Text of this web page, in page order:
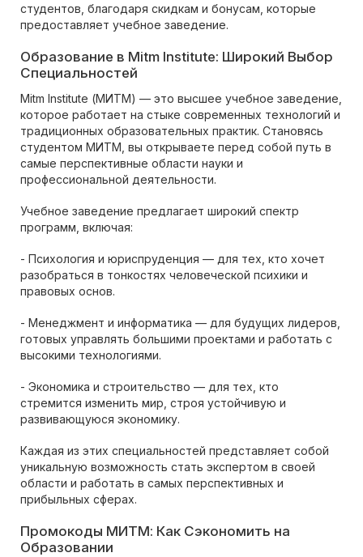
студентов, благодаря скидкам и бонусам, которые
предоставляет учебное заведение.
Образование в Mitm Institute: Широкий Выбор
Специальностей
Mitm Institute (МИТМ) — это высшее учебное заведение,
которое работает на стыке современных технологий и
традиционных образовательных практик. Становясь
студентом МИТМ, вы открываете перед собой путь в
самые перспективные области науки и
профессиональной деятельности.
Учебное заведение предлагает широкий спектр
программ, включая:
- Психология и юриспруденция — для тех, кто хочет
разобраться в тонкостях человеческой психики и
правовых основ.
- Менеджмент и информатика — для будущих лидеров,
готовых управлять большими проектами и работать с
высокими технологиями.
- Экономика и строительство — для тех, кто
стремится изменить мир, строя устойчивую и
развивающуюся экономику.
Каждая из этих специальностей представляет собой
уникальную возможность стать экспертом в своей
области и работать в самых перспективных и
прибыльных сферах.
Промокоды МИТМ: Как Сэкономить на
Образовании